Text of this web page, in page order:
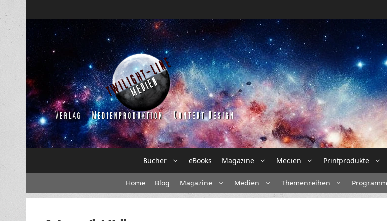
Inhalt
springen
Bücher eBooks Magazine Medien Printprodukte
Home Blog Magazine Medien Themenreihen Programm